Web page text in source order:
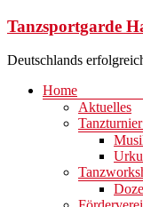
Zum
springen
Tanzsportgarde
Deutschlands
Menü
Home
Aktuelles